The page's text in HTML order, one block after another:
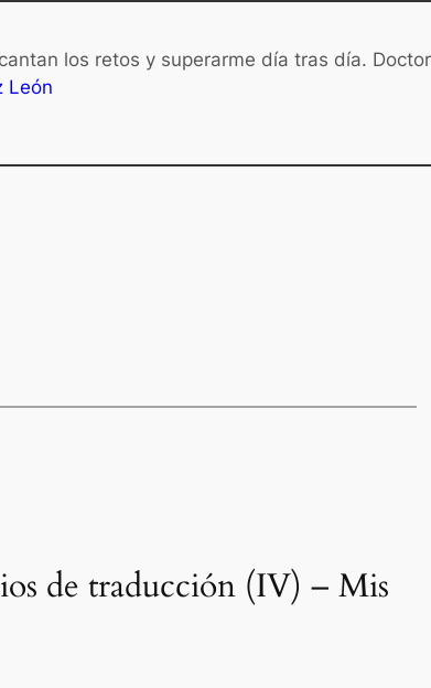
los retos y superarme día tras día.
León
de traducción (IV) – Mis